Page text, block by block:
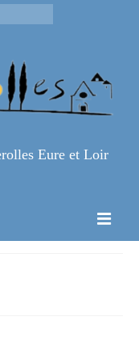
Eure et Loir